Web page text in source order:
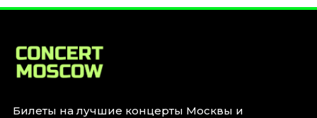
Январь 2027
Сентябрь 2026
Октябрь 2026
Спорт
Билеты на лучшие концерты Москвы и